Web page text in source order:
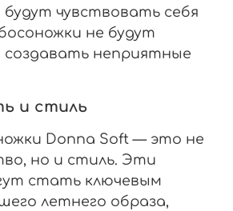
чувствовать себя
не будут
неприятные
и стиль
Donna Soft — это не
но и стиль. Эти
стать ключевым
летнего образа,